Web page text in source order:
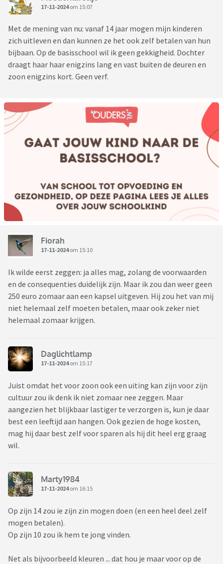
17-11-2024om 15:07
Met de mening van nu: vanaf 14 jaar mogen mijn kinderen
zich uitleven en dan kunnen ze het ook zelf betalen van hun
bijbaan. Op de basisschool wil ik geen gekkigheid. Dochter
draagt haar haar enigzins lang en vast buiten de deuren en
zoon enigzins kort. Geen verf.
Fiorah
17-11-2024om 15:10
Ik wilde eerst zeggen: ja alles mag, zolang de voorwaarden
en de consequenties duidelijk zijn. Maar ik zou dan weer geen
250 euro zomaar aan een kapsel uitgeven. Hij zou het van mij
niet helemaal zelf moeten betalen, maar ook zeker niet
helemaal zomaar krijgen.
Daglichtlamp
17-11-2024om 15:17
Juist omdat het voor zoon ook een uiting kan zijn voor zijn
cultuur zou ik denk ik niet zomaar nee zeggen. Maar
aangezien het blijkbaar lastiger te verzorgen is, kun je daar
best een leeftijd aan hangen. Ook gezien de hoge kosten,
mag hij daar best zelf voor sparen als hij dit heel erg graag
wil.
Marty1984
17-11-2024om 16:15
Op zijn 14 zou ie zijn zin mogen doen (en een heel deel zelf
mogen betalen).
Op zijn 10 zou ik hem te jong vinden.
Net als bijvoorbeeld kleuren ... dat hou je maar voor op de